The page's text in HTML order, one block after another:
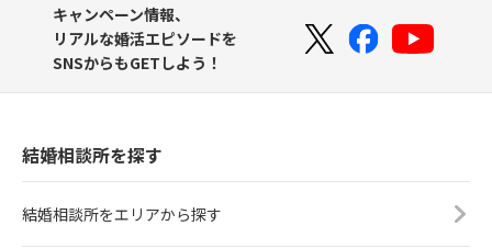
キャンペーン情報、
リアルな婚活エピソードを
SNSからもGETしよう！
結婚相談所を探す
結婚相談所をエリアから探す